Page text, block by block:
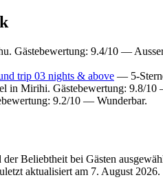
Gästebewertung: 9.4/10 —
trip 03 nights & above — 5-
in Mirihi. Gästebewertung: 9.8/10
9.2/10 — Wunderbar.
Beliebtheit bei Gästen
aktualisiert am 7. August 2026.